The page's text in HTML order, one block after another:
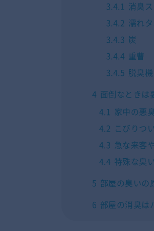
3.4.1 消臭
3.4.2 濡れ
3.4.3 炭
3.4.4 重曹
3.4.5 脱臭機
4 面倒なときは
4.1 家中の悪
4.2 こびりつ
4.3 急な来客
4.4 特殊な臭
5 部屋の臭いの
6 部屋の消臭は